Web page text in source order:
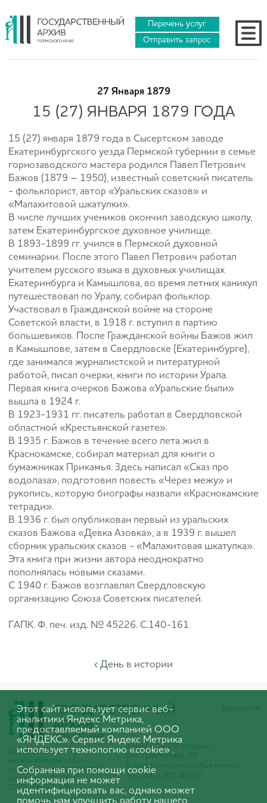
Перечень услуг
Отправить запрос
27 Января 1879
15 (27) ЯНВАРЯ 1879 ГОДА
15 (27) января 1879 года в Сысертском заводе
Екатеринбургского уезда Пермской губернии в семье
горнозаводского мастера родился Павел Петрович
Бажов (1879 – 1950), известный советский писатель
- фольклорист, автор «Уральских сказов» и
«Малахитовой шкатулки».
В числе лучших учеников окончил заводскую школу,
затем Екатеринбургское духовное училище.
В 1893-1899 гг. учился в Пермской духовной
семинарии. После этого Павел Петрович работал
учителем русского языка в духовных училищах
Екатеринбурга и Камышлова, во время летних каникул
путешествовал по Уралу, собирал фольклор.
Участвовал в Гражданской войне на стороне
Советской власти, в 1918 г. вступил в партию
большевиков. После Гражданской войны Бажов жил
в Камышлове, затем в Свердловске (Екатеринбурге),
где занимался журналистской и литературной
работой, писал очерки, книги по истории Урала.
Первая книга очерков Бажова «Уральские были»
вышла в 1924 г.
В 1923-1931 гг. писатель работал в Свердловской
областной «Крестьянской газете».
В 1935 г. Бажов в течение всего лета жил в
Краснокамске, собирал материал для книги о
бумажниках Прикамья. Здесь написал «Сказ про
водолаза», подготовил повесть «Через межу» и
рукопись, которую биографы назвали «Краснокамские
тетради».
В 1936 г. был опубликован первый из уральских
сказов Бажова «Девка Азовка», а в 1939 г. вышел
сборник уральских сказов - «Малахитовая шкатулка».
Эта книга при жизни автора неоднократно
пополнялась новыми сказами.
С 1940 г. Бажов возглавлял Свердловскую
организацию Союза Советских писателей.
ГАПК. Ф. печ. изд. № 45226. С.140-161
‹ День в истории
Адрес: 614070, г. Пермь,
ул. Студенческая, 36
E-mail:
Тел.: (342) 207-40-30
Использование
согласования с ГКБУ ГАПК
запрещено. © 2005-
2025 ГКБУ ГАПК
Этот сайт использует сервис веб-
аналитики Яндекс Метрика,
предоставляемый компанией ООО
«ЯНДЕКС». Сервис Яндекс Метрика
использует технологию «cookie» .
Собранная при помощи cookie
информация не может
идентифицировать вас, однако может
помочь нам улучшить работу нашего